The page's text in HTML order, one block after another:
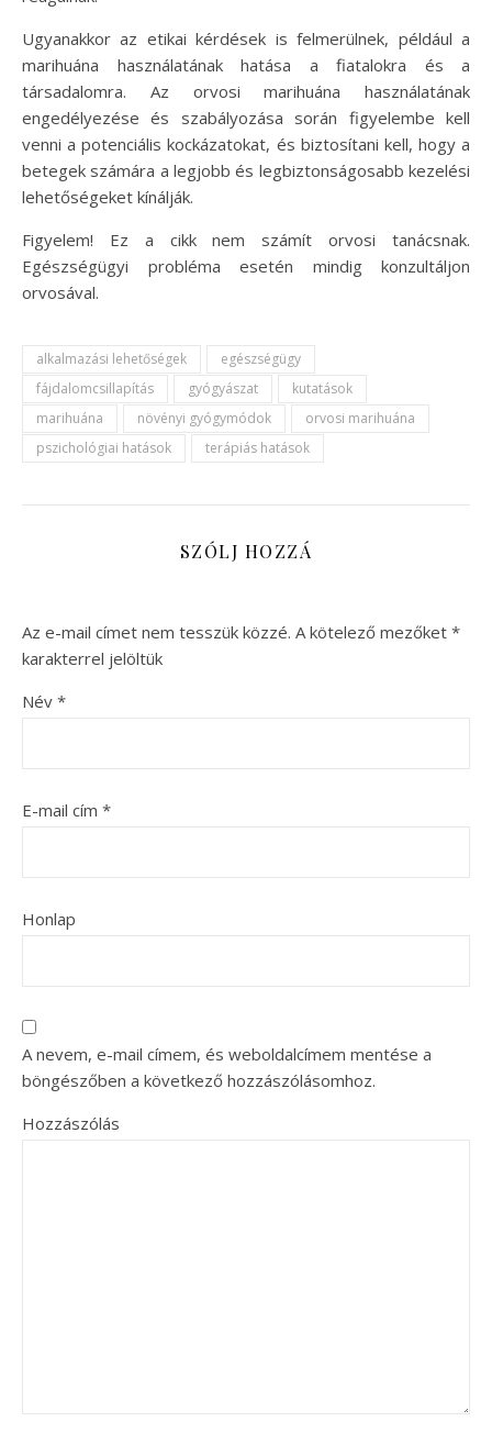
Ugyanakkor az etikai kérdések is felmerülnek, például a
marihuána használatának hatása a fiatalokra és a
társadalomra. Az orvosi marihuána használatának
engedélyezése és szabályozása során figyelembe kell
venni a potenciális kockázatokat, és biztosítani kell, hogy a
betegek számára a legjobb és legbiztonságosabb kezelési
lehetőségeket kínálják.
Figyelem! Ez a cikk nem számít orvosi tanácsnak.
Egészségügyi probléma esetén mindig konzultáljon
orvosával.
alkalmazási lehetőségek
egészségügy
fájdalomcsillapítás
gyógyászat
kutatások
marihuána
növényi gyógymódok
orvosi marihuána
pszichológiai hatások
terápiás hatások
SZÓLJ HOZZÁ
Az e-mail címet nem tesszük közzé. A kötelező mezőket *
karakterrel jelöltük
Név *
E-mail cím *
Honlap
A nevem, e-mail címem, és weboldalcímem mentése a
böngészőben a következő hozzászólásomhoz.
Hozzászólás